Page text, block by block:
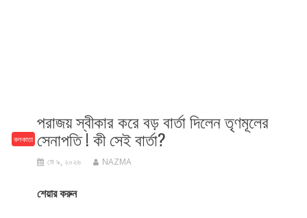
কলকাতা
পরাজয় স্বীকার করে বড় বার্তা দিলেন তৃণমূলের
সেনাপতি ! কী সেই বার্তা?
মে ৯, ২০২৬ NAZMA
শেয়ার করুন